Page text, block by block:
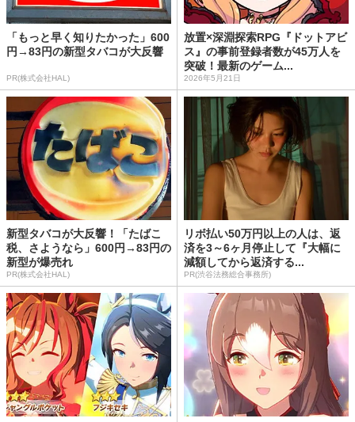
「もっと早く知りたかった」600
円→83円の新型タバコが大反響
PR(株式会社HAL)
放置×深淵探索RPG『ドットアビ
ス』の事前登録者数が45万人を
突破！最新のゲーム...
2026年5月21日
新型タバコが大反響！「たばこ
税、さようなら」600円→83円の
新型が爆売れ
PR(株式会社HAL)
リボ払い50万円以上の人は、返
済を3～6ヶ月停止して『大幅に
減額してから返済する...
PR(渋谷法務総合事務所)